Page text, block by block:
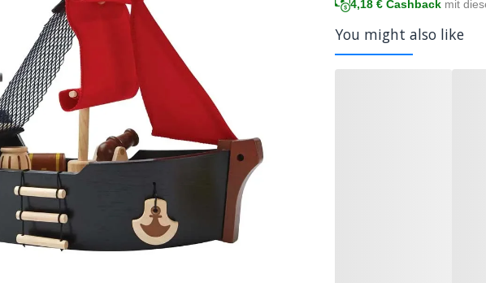
4,18 € Cashback mit
You might also like